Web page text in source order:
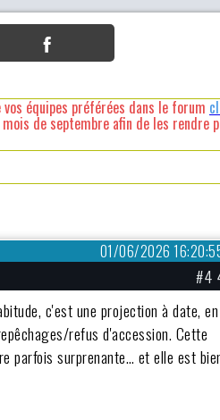
équipes préférées dans le forum
de septembre afin de les rendre
01/06/2026
#4
c'est une projection à date, en
refus d'accession. Cette
parfois surprenante… et elle est